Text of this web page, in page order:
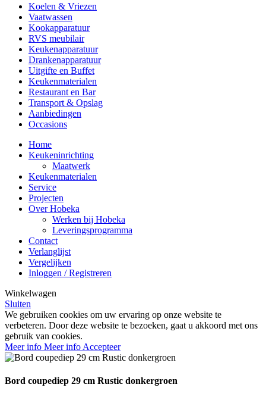
Koelen & Vriezen
Vaatwassen
Kookapparatuur
RVS meubilair
Keukenapparatuur
Drankenapparatuur
Uitgifte en Buffet
Keukenmaterialen
Restaurant en Bar
Transport & Opslag
Aanbiedingen
Occasions
Home
Keukeninrichting
Maatwerk
Keukenmaterialen
Service
Projecten
Over Hobeka
Werken bij Hobeka
Leveringsprogramma
Contact
Verlanglijst
Vergelijken
Inloggen / Registreren
Winkelwagen
Sluiten
We gebruiken cookies om uw ervaring op onze website te
verbeteren. Door deze website te bezoeken, gaat u akkoord met ons
gebruik van cookies.
Meer info Meer info Accepteer
Bord coupediep 29 cm Rustic donkergroen